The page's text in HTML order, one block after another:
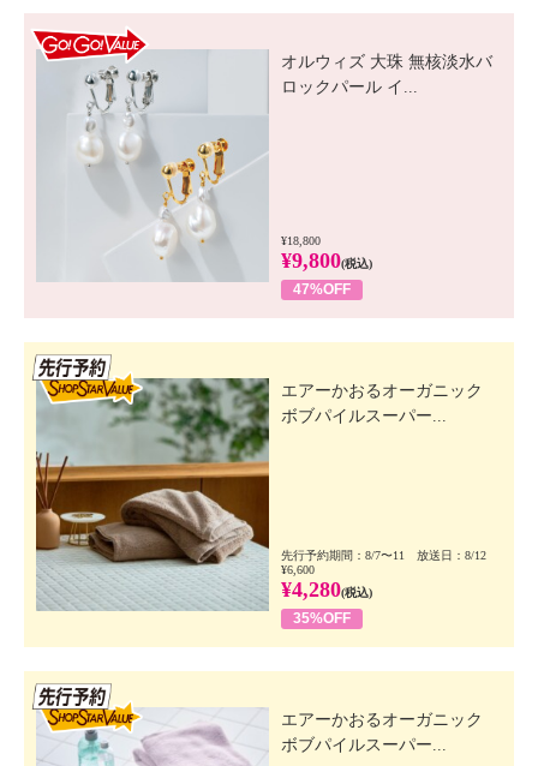
オルウィズ 大珠 無核淡水バ
ロックパール イ...
¥18,800
¥9,800(税込)
47%OFF
エアーかおるオーガニック
ボブパイルスーパー...
先行予約期間：8/7〜11 放送日：8/12
¥6,600
¥4,280(税込)
35%OFF
エアーかおるオーガニック
ボブパイルスーパー...